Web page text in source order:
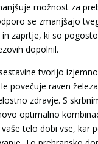
možnost za
se zmanjšajo
zaprtje, ki so
dopolnil.
tvorijo
povečuje raven
zdravje. S
optimalno
telo dobi vse, kar